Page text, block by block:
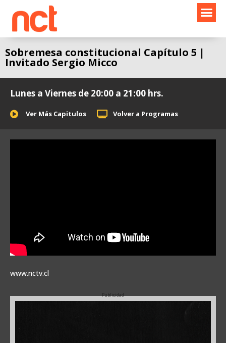
contenido
Sobremesa constitucional Capítulo 5 |
Invitado Sergio Micco
Lunes a Viernes de 20:00 a 21:00 hrs.
Ver Más Capitulos Volver a Programas
www.nctv.cl
Publicidad